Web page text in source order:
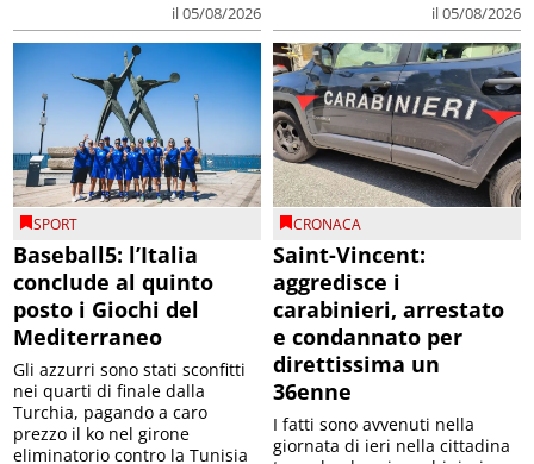
il 05/08/2026 il 05/08/2026
SPORT
Baseball5: l’Italia
conclude al quinto
posto i Giochi del
Mediterraneo
Gli azzurri sono stati sconfitti
nei quarti di finale dalla
Turchia, pagando a caro
prezzo il ko nel girone
eliminatorio contro la Tunisia
CRONACA
Saint-Vincent:
aggredisce i
carabinieri, arrestato
e condannato per
direttissima un
36enne
I fatti sono avvenuti nella
giornata di ieri nella cittadina